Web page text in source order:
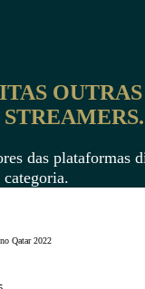
das plataformas
Qatar 2022